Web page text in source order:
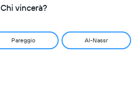
Chi vincerà?
Pareggio Al-Nassr